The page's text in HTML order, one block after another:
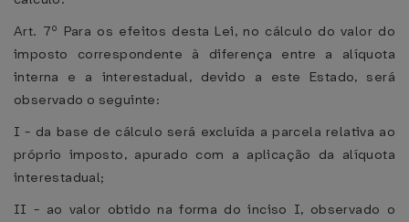
Art. 7º Para os efeitos desta Lei, no cálculo do valor do
imposto correspondente à diferença entre a alíquota
interna e a interestadual, devido a este Estado, será
observado o seguinte:
I - da base de cálculo será excluída a parcela relativa ao
próprio imposto, apurado com a aplicação da alíquota
interestadual;
II - ao valor obtido na forma do inciso I, observado o